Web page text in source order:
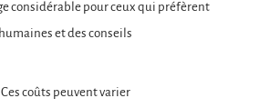
considérable pour ceux qui préfèrent
et des conseils
Ces coûts peuvent varier